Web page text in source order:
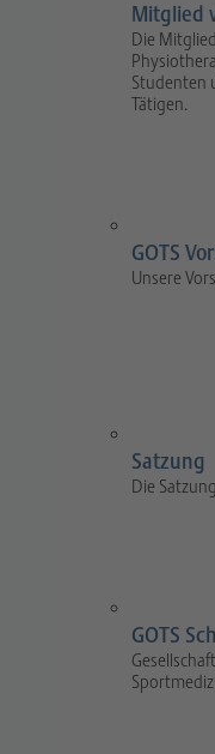
Mitglied
Die
Studenten
Tätigen.
GOTS
Unsere
Satzung
Die
GOTS